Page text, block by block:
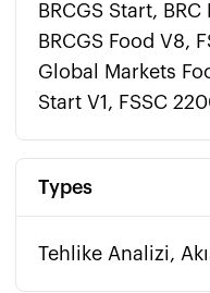
BRCGS Start,
BRCGS Food V8,
Global Markets
Start V1, FSSC
Types
Tehlike Analizi,